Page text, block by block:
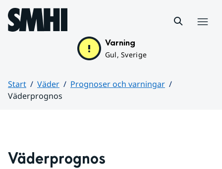
Hoppa till sidans innehåll
Varning
Gul, Sverige
Start Väder
Prognoser och varningar
Väderprognos
Väderprognos